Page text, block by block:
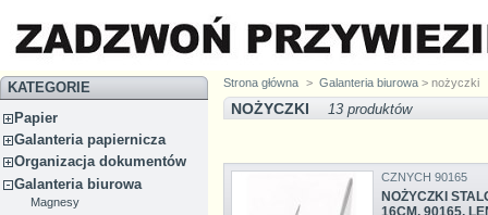
KATEGORIE
Papier
Galanteria papiernicza
Organizacja dokumentów
Galanteria biurowa
Magnesy
Strona główna > Galanteria biurowa > nożyczki
NOŻYCZKI 13 produktów
CZNYCH 90165
NOŻYCZKI
16CM, 90165,